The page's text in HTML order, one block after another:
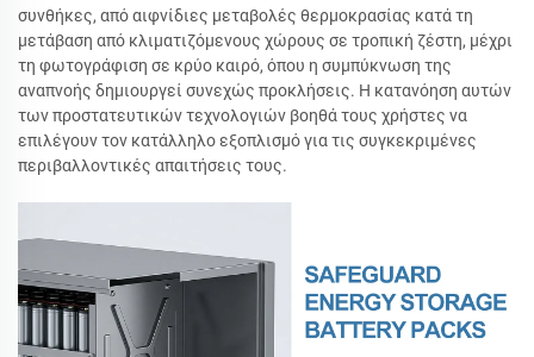
συνθήκες, από αιφνίδιες μεταβολές θερμοκρασίας κατά τη
μετάβαση από κλιματιζόμενους χώρους σε τροπική ζέστη, μέχρι
τη φωτογράφιση σε κρύο καιρό, όπου η συμπύκνωση της
αναπνοής δημιουργεί συνεχώς προκλήσεις. Η κατανόηση αυτών
των προστατευτικών τεχνολογιών βοηθά τους χρήστες να
επιλέγουν τον κατάλληλο εξοπλισμό για τις συγκεκριμένες
περιβαλλοντικές απαιτήσεις τους.